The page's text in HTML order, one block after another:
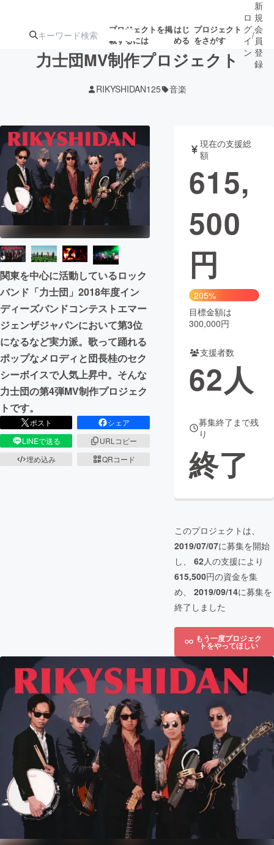
プロジェクトを掲
載するには
はじ
める
プロジェクト
をさがす
アート・写真
テクノロジー・ガジェット ゲーム・サ
書籍・雑誌
ビジネス・起業
まちづくり・地域活性化
CAMPFIRE for Social Good
CAMPFIREふるさと納税machi-ya コミュニティ
ロ
グ
イ
ン
/
新
規
会
員
登
録
力士団MV制作プロジェクト
RIKYSHIDAN125 音楽
関東を中心に活動しているロック
バンド「力士団」2018年度イン
ディーズバンドコンテストエマー
ジェンザジャパンにおいて第3位
になるなど実力派。歌って踊れる
ポップなメロディと団長桂のセク
シーボイスで人気上昇中。そんな
力士団の第4弾MV制作プロジェク
トです。
ポスト
シェア
LINEで送る
URLコピー
埋め込み
QRコード
現在の支援総
額
615,
500
円
205%
目標金額は
300,000円
支援者数
62人
募集終了まで残
り
終了
このプロジェクトは、
2019/07/07に募集を開始
し、 62人の支援により
615,500円の資金を集
め、 2019/09/14に募集を
終了しました
もう一度プロジェク
トをやってほしい